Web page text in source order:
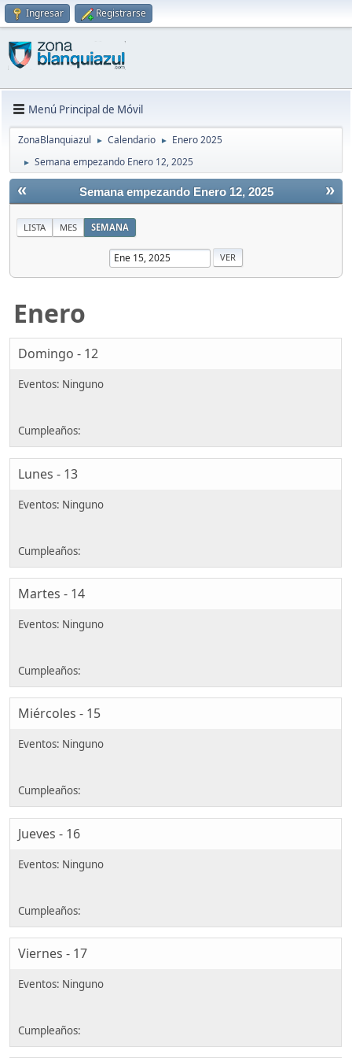
Ingresar Registrarse
Menú Principal de Móvil
ZonaBlanquiazul ► Calendario ► Enero 2025
► Semana empezando Enero 12, 2025
« »
Semana empezando Enero 12, 2025
LISTA MES SEMANA
Enero
Domingo - 12
Lunes - 13
Martes - 14
Miércoles - 15
Jueves - 16
Viernes - 17